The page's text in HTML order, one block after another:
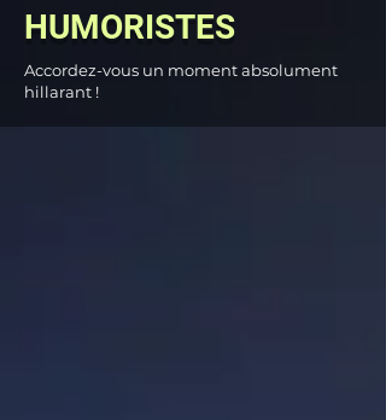
HUMORISTES
Accordez-vous un moment absolument
hillarant !